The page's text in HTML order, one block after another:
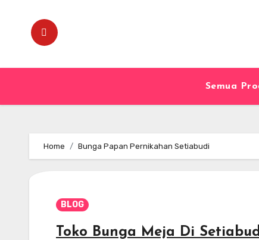
content
Semua
Home Bunga Papan Pernikahan Setiabudi
BLOG
Toko Bunga Meja Di